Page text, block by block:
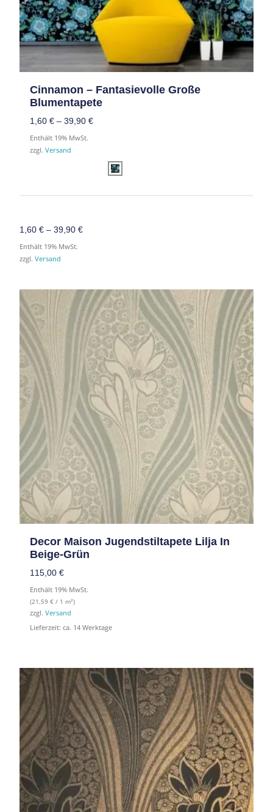
Cinnamon – Fantasievolle Große
Blumentapete
1,60 € – 39,90 €
Enthält 19% MwSt.
zzgl. Versand
1,60€ –39,90€
Enthält 19% MwSt.
zzgl.Versand
Decor Maison Jugendstiltapete Lilja In
Beige-Grün
115,00 €
Enthält 19% MwSt.
(21,59 €/ 1 m²)
zzgl. Versand
Lieferzeit: ca. 14 Werktage